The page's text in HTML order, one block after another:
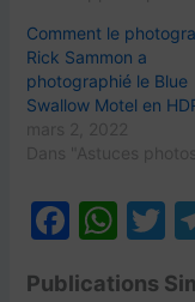
Comment le
Rick Sammon a
photographié le Blue
Swallow Motel en
F
W T
Publications